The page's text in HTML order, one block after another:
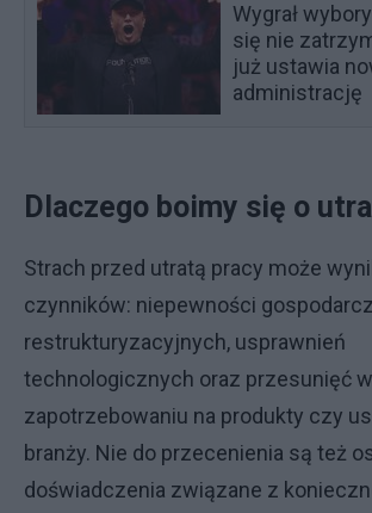
Wygrał
się nie
już ustawia
administrację
Dlaczego boimy się o
Strach przed utratą pracy może
czynników: niepewności
restrukturyzacyjnych, usprawnień
technologicznych oraz przesunięć w
zapotrzebowaniu na produkty czy
branży. Nie do przecenienia są też
doświadczenia związane z